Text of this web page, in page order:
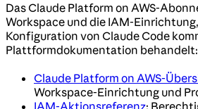
Das Claude Platform on AWS-
Workspace und die IAM-
Konfiguration von Claude Code
Plattformdokumentation behandelt:
Claude Platform on AWS-
Workspace-Einrichtung und